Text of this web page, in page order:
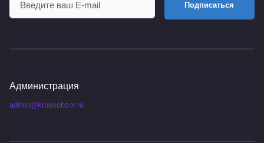
Подписаться
Администрация
admin@krossobzor.ru